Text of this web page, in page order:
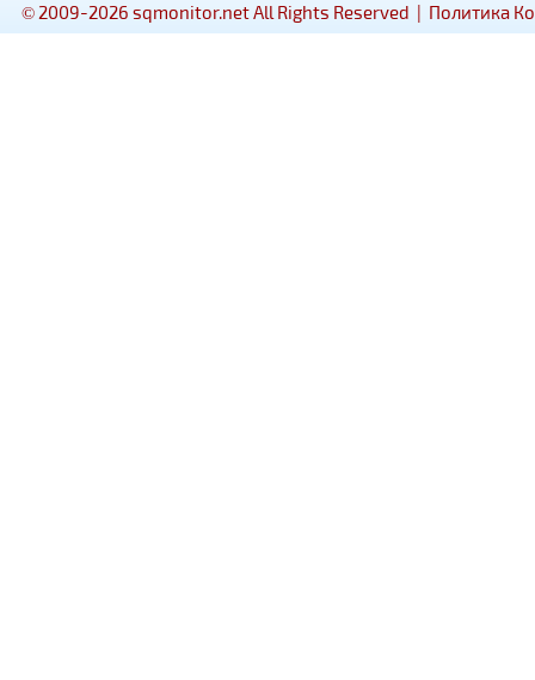
© 2009-2026 sqmonitor.net All Rights Reserved | Политика